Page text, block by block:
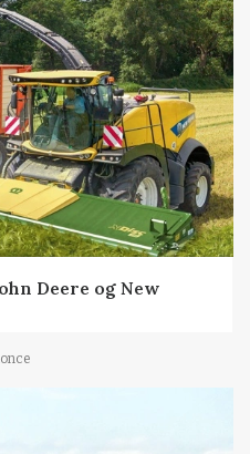
Deere og New